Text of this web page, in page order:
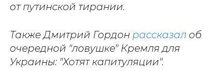
от путинской тирании.
Также Дмитрий Гордон рассказал об
очередной "ловушке" Кремля для
Украины: "Хотят капитуляции".